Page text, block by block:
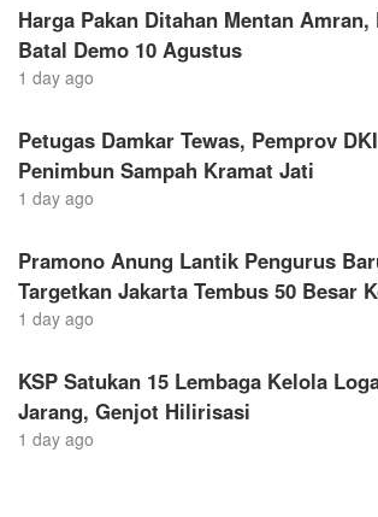
Harga Pakan Ditahan Mentan Amran,
Batal Demo 10 Agustus
1 day ago
Petugas Damkar Tewas, Pemprov
Penimbun Sampah Kramat Jati
1 day ago
Pramono Anung Lantik Pengurus
Targetkan Jakarta Tembus 50 Besar
1 day ago
KSP Satukan 15 Lembaga Kelola
Jarang, Genjot Hilirisasi
1 day ago